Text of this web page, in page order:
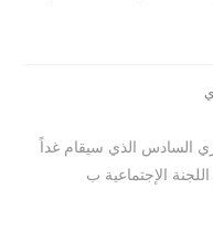
السادس الذي سيقام غداً
الإجتماعية ب